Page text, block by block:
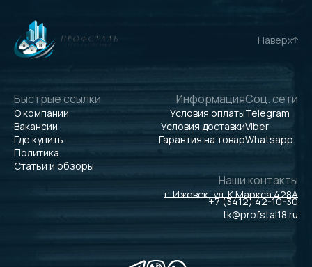
Наверх
Быстрые ссылки
О компании
Вакансии
Где купить
Политика
Статьи и обзоры
Информация
Условия оплаты
Условия доставки
Гарантия на товар
Соц. сети
Telegram
Viber
Whatsapp
Наши контакты
г. Ижевск, ул. К.Маркса 428А
+7 (3412) 42-10-30
tk@profstal18.ru